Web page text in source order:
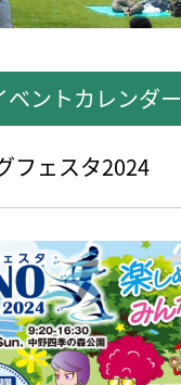
ベントカレンダー
フェスタ2024